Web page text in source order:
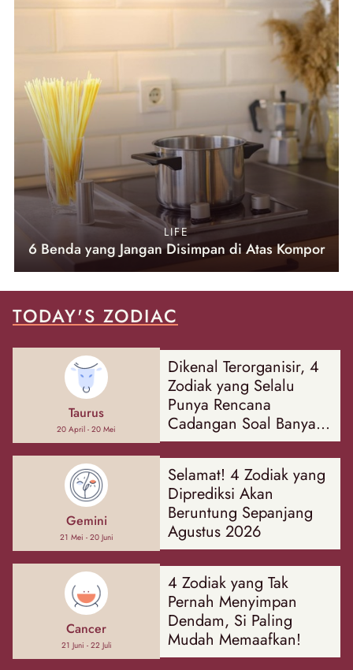
LIFE
6 Benda yang Jangan Disimpan di Atas Kompor
TODAY'S ZODIAC
Taurus
20 April - 20 Mei
Dikenal Terorganisir, 4
Zodiak yang Selalu
Punya Rencana
Cadangan Soal Banyak
Hal
Gemini
21 Mei - 20 Juni
Selamat! 4 Zodiak yang
Diprediksi Akan
Beruntung Sepanjang
Agustus 2026
Cancer
21 Juni - 22 Juli
4 Zodiak yang Tak
Pernah Menyimpan
Dendam, Si Paling
Mudah Memaafkan!